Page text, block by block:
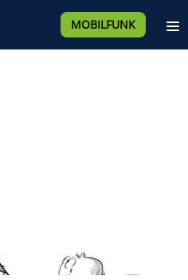
MOBILFUNK